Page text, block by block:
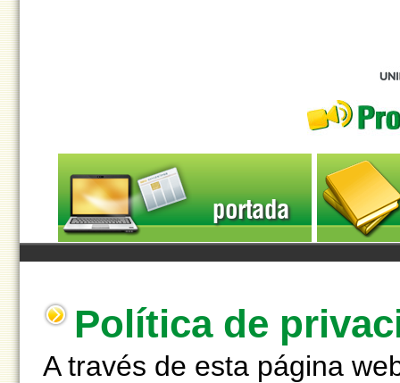
portada
Política de
A través de esta página